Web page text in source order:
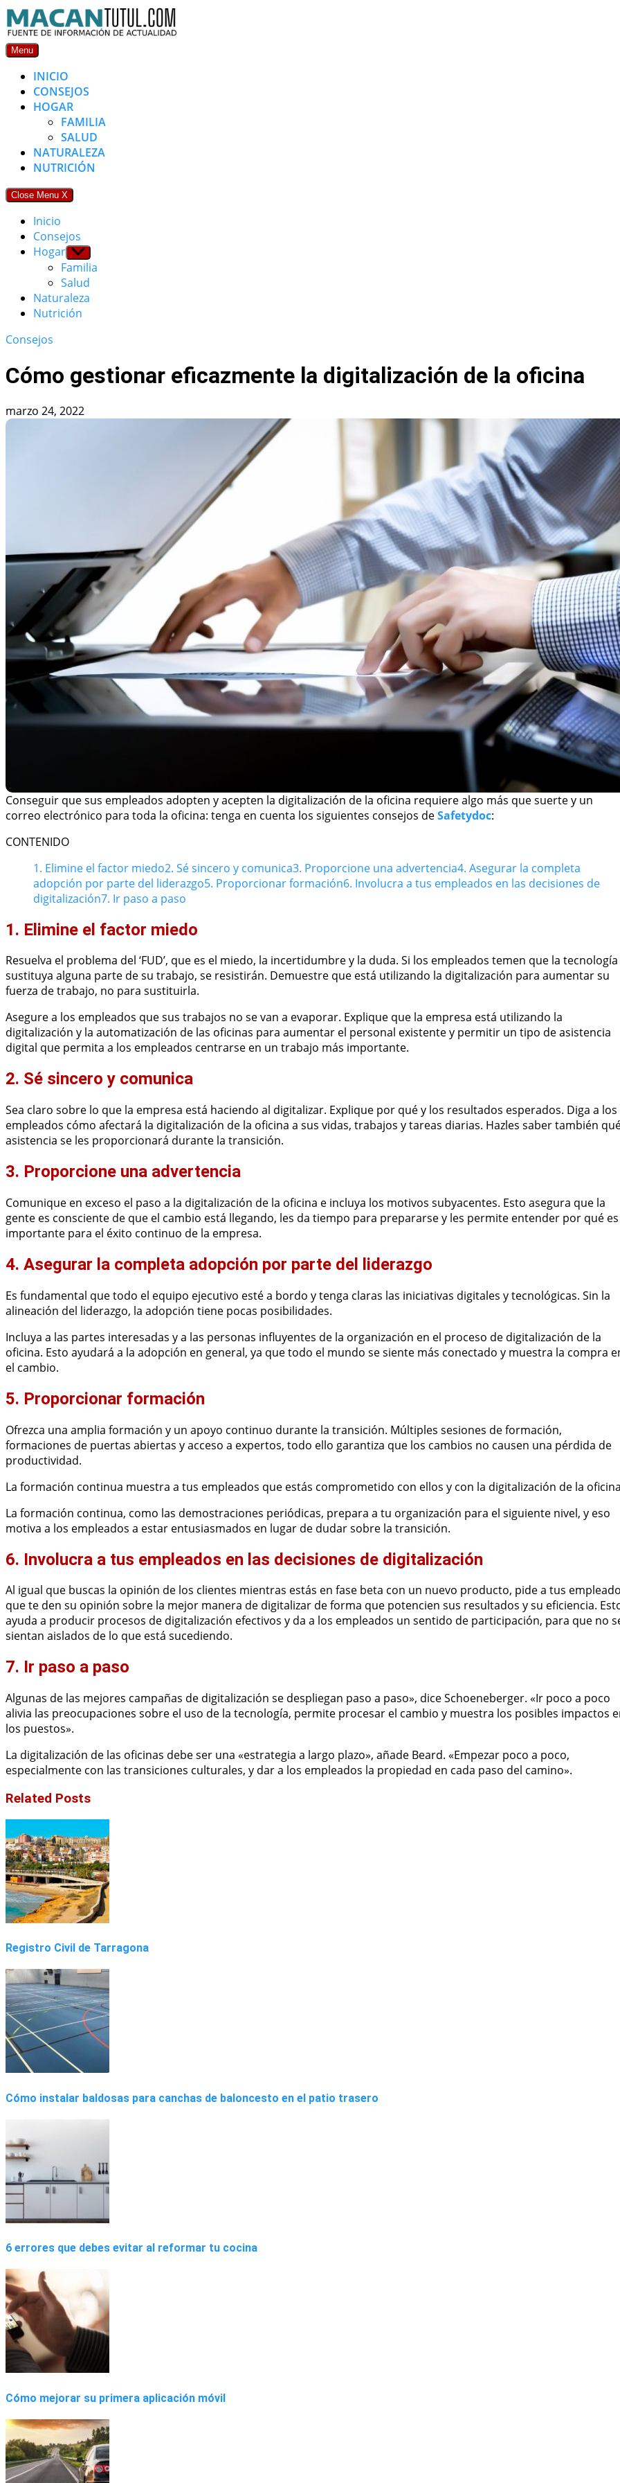
Skip
to
content
Menu
INICIO
CONSEJOS
HOGAR
FAMILIA
SALUD
NATURALEZA
NUTRICIÓN
Close Menu X
Inicio
Consejos
Hogar Show
sub
menu
Familia
Salud
Naturaleza
Nutrición
Consejos
Cómo gestionar eficazmente la digitalización de la oficina
marzo 24, 2022
Conseguir que sus empleados adopten y acepten la digitalización de la oficina requiere algo más que suerte y un
correo electrónico para toda la oficina: tenga en cuenta los siguientes consejos deSafetydoc:
CONTENIDO
1. Elimine el factor miedo2. Sé sincero y comunica3. Proporcione una advertencia4. Asegurar la completa
adopción por parte del liderazgo5. Proporcionar formación6. Involucra a tus empleados en las decisiones de
digitalización7. Ir paso a paso
1. Elimine el factor miedo
Resuelva el problema del ‘FUD’, que es el miedo, la incertidumbre y la duda. Si los empleados temen que la tecnología
sustituya alguna parte de su trabajo, se resistirán. Demuestre que está utilizando la digitalización para aumentar su
fuerza de trabajo, no para sustituirla.
Asegure a los empleados que sus trabajos no se van a evaporar. Explique que la empresa está utilizando la
digitalización y la automatización de las oficinas para aumentar el personal existente y permitir un tipo de asistencia
digital que permita a los empleados centrarse en un trabajo más importante.
2. Sé sincero y comunica
Sea claro sobre lo que la empresa está haciendo al digitalizar. Explique por qué y los resultados esperados. Diga a los
empleados cómo afectará la digitalización de la oficina a sus vidas, trabajos y tareas diarias. Hazles saber también
asistencia se les proporcionará durante la transición.
3. Proporcione una advertencia
Comunique en exceso el paso a la digitalización de la oficina e incluya los motivos subyacentes. Esto asegura que la
gente es consciente de que el cambio está llegando, les da tiempo para prepararse y les permite entender por qué es
importante para el éxito continuo de la empresa.
4. Asegurar la completa adopción por parte del liderazgo
Es fundamental que todo el equipo ejecutivo esté a bordo y tenga claras las iniciativas digitales y tecnológicas. Sin la
alineación del liderazgo, la adopción tiene pocas posibilidades.
Incluya a las partes interesadas y a las personas influyentes de la organización en el proceso de digitalización de la
oficina. Esto ayudará a la adopción en general, ya que todo el mundo se siente más conectado y muestra la compra
el cambio.
5. Proporcionar formación
Ofrezca una amplia formación y un apoyo continuo durante la transición. Múltiples sesiones de formación,
formaciones de puertas abiertas y acceso a expertos, todo ello garantiza que los cambios no causen una pérdida de
productividad.
La formación continua muestra a tus empleados que estás comprometido con ellos y con la digitalización de la
La formación continua, como las demostraciones periódicas, prepara a tu organización para el siguiente nivel, y eso
motiva a los empleados a estar entusiasmados en lugar de dudar sobre la transición.
6. Involucra a tus empleados en las decisiones de digitalización
Al igual que buscas la opinión de los clientes mientras estás en fase beta con un nuevo producto, pide a tus
que te den su opinión sobre la mejor manera de digitalizar de forma que potencien sus resultados y su eficiencia.
ayuda a producir procesos de digitalización efectivos y da a los empleados un sentido de participación, para que no
sientan aislados de lo que está sucediendo.
7. Ir paso a paso
Algunas de las mejores campañas de digitalización se despliegan paso a paso», dice Schoeneberger. «Ir poco a poco
alivia las preocupaciones sobre el uso de la tecnología, permite procesar el cambio y muestra los posibles impactos
los puestos».
La digitalización de las oficinas debe ser una «estrategia a largo plazo», añade Beard. «Empezar poco a poco,
especialmente con las transiciones culturales, y dar a los empleados la propiedad en cada paso del camino».
Related Posts
Registro Civil de Tarragona
Cómo instalar baldosas para canchas de baloncesto en el patio trasero
6 errores que debes evitar al reformar tu cocina
Cómo mejorar su primera aplicación móvil